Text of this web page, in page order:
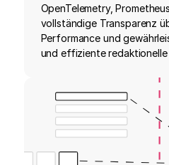
OpenTelemetry,
vollständige Transparenz
Performance und
und effiziente